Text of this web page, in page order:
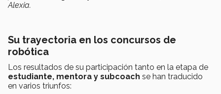
Alexia.
Su trayectoria en los concursos de
robótica
Los resultados de su participación tanto en la etapa de
estudiante, mentora y subcoach se han traducido
en varios triunfos: